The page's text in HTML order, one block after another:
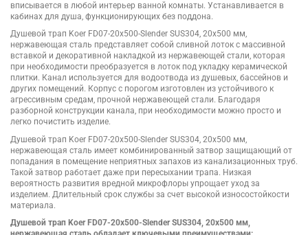
вписывается в любой интерьер ванной комнаты. Устанавливается в
кабинах для душа, функционирующих без поддона.
Душевой трап Koer FD07-20x500-Slender SUS304, 20x500 мм,
нержавеющая сталь представляет собой сливной лоток с массивной
вставкой и декоративной накладкой из нержавеющей стали, которая
при необходимости преобразуется в лоток под укладку керамической
плитки. Канал используется для водоотвода из душевых, бассейнов и
других помещений. Корпус с порогом изготовлен из устойчивого к
агрессивным средам, прочной нержавеющей стали. Благодаря
разборной конструкции канала, при необходимости можно просто и
легко почистить изделие.
Душевой трап Koer FD07-20x500-Slender SUS304, 20x500 мм,
нержавеющая сталь имеет комбинированный затвор защищающий от
попадания в помещение неприятных запахов из канализационных труб.
Такой затвор работает даже при пересыхании трапа. Низкая
вероятность развития вредной микрофлоры упрощает уход за
изделием. Длительный срок службы за счет высокой износостойкости
материала.
Душевой трап Koer FD07-20x500-Slender SUS304, 20x500 мм,